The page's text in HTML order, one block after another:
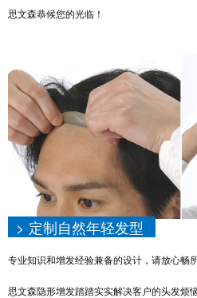
思文森恭候您的光临！
> 定制自然年轻发型
专业知识和增发经验兼备的设计，请放心畅所
思文森隐形增发踏踏实实解决客户的头发烦